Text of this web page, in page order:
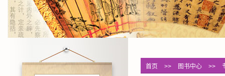
首页 >> 图书中心 >>